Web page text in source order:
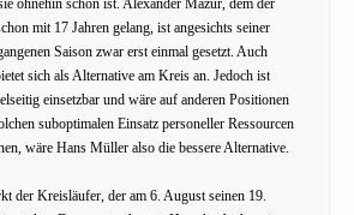
mit 17 Jahren gelang, ist angesichts seiner
Saison zwar erst einmal gesetzt. Auch
sich als Alternative am Kreis an. Jedoch ist
einsetzbar und wäre auf anderen Positionen
suboptimalen Einsatz personeller Ressourcen
wäre Hans Müller also die bessere Alternative.
der Kreisläufer, der am 6. August seinen 19.